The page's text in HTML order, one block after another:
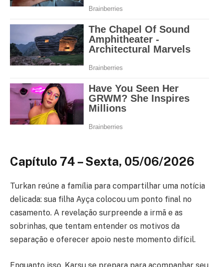
Capítulo 74 – Sexta, 05/06/2026
Turkan reúne a família para compartilhar uma notícia
delicada: sua filha Ayça colocou um ponto final no
casamento. A revelação surpreende a irmã e as
sobrinhas, que tentam entender os motivos da
separação e oferecer apoio neste momento difícil.
Enquanto isso, Karsu se prepara para acompanhar seu